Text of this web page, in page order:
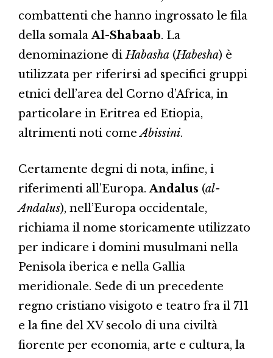
combattenti che hanno ingrossato le fila
della somalaAl-Shabaab. La
denominazione diHabasha (Habesha) è
utilizzata per riferirsi ad specifici gruppi
etnici dell’area del Corno d’Africa, in
particolare in Eritrea ed Etiopia,
altrimenti noti comeAbissini.
Certamente degni di nota, infine, i
riferimenti all’Europa.Andalus (al-
Andalus), nell’Europa occidentale,
richiama il nome storicamente utilizzato
per indicare i domini musulmani nella
Penisola iberica e nella Gallia
meridionale. Sede di un precedente
regno cristiano visigoto e teatro fra il 711
e la fine del XV secolo di una civiltà
fiorente per economia, arte e cultura, la